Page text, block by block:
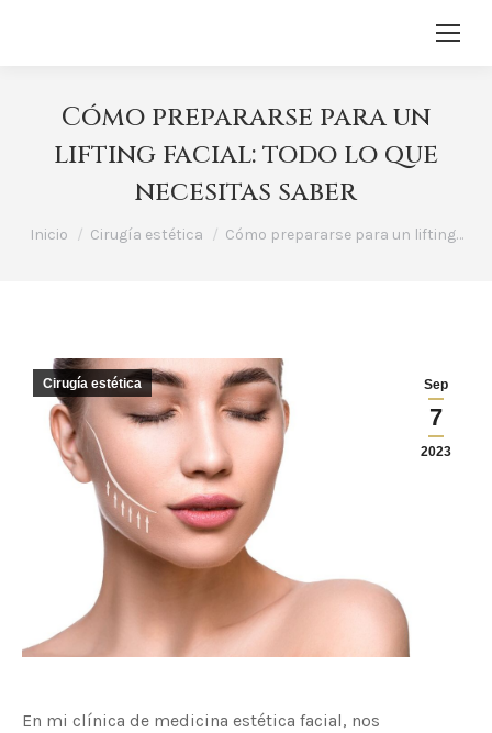
Cómo prepararse para un
lifting facial: todo lo que
necesitas saber
Estás aquí:
Inicio Cirugía estética Cómo prepararse para un lifting…
Sep
7
2023
Cirugía estética
En mi clínica de medicina estética facial, nos